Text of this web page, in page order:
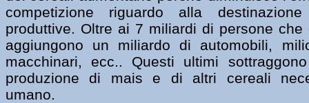
competizione riguardo alla
produttive. Oltre ai 7 miliardi di persone che
aggiungono un miliardo di automobili,
macchinari, ecc.. Questi ultimi
produzione di mais e di altri cereali
umano.